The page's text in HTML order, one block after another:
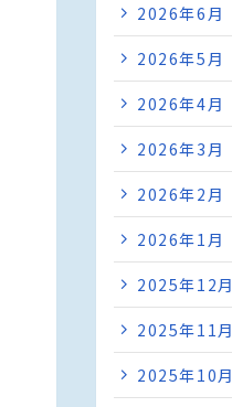
2026年6月
2026年5月
2026年4月
2026年3月
2026年2月
2026年1月
2025年12月
2025年11月
2025年10月